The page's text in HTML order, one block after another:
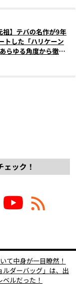
祖】テバの名作が9年
トした「ハリケーン
らゆる角度から徹底
ック！
て中身が一目瞭然！
ダーバッグ」は、出
ルだった！